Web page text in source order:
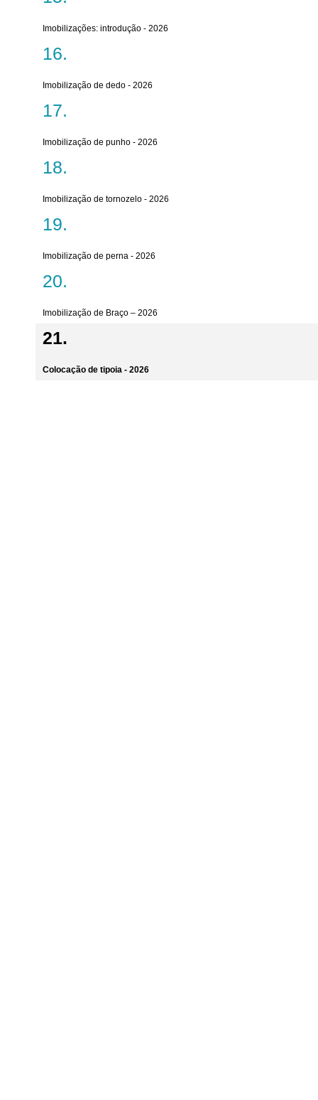
Imobilizações: introdução - 2026
Imobilização de dedo - 2026
Imobilização de punho - 2026
Imobilização de tornozelo - 2026
Imobilização de perna - 2026
Imobilização de Braço – 2026
Colocação de tipoia - 2026